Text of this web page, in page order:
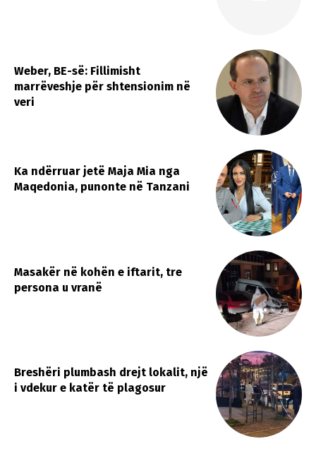
Weber, BE-së: Fillimisht
marrëveshje për shtensionim në
veri
Ka ndërruar jetë Maja Mia nga
Maqedonia, punonte në Tanzani
Masakër në kohën e iftarit, tre
persona u vranë
​Breshëri plumbash drejt lokalit, një
i vdekur e katër të plagosur